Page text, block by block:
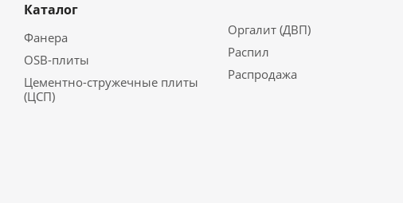
Каталог
Фанера
OSB-плиты
Цементно-стружечные плиты
(ЦСП)
Оргалит (ДВП)
Распил
Распродажа